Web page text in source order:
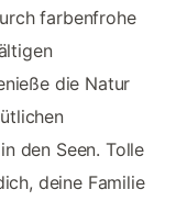
farbenfrohe
die Natur
den Seen. Tolle
deine Familie